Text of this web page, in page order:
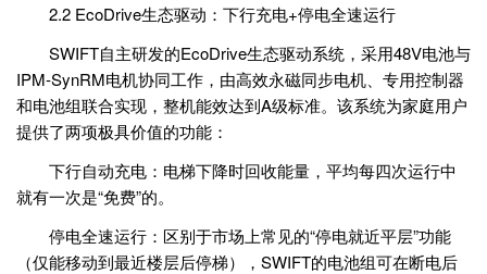
2.2 EcoDrive生态驱动：下行充电+停电全速运行
SWIFT自主研发的EcoDrive生态驱动系统，采用48V电池与
IPM-SynRM电机协同工作，由高效永磁同步电机、专用控制器
和电池组联合实现，整机能效达到A级标准。该系统为家庭用户
提供了两项极具价值的功能：
下行自动充电：电梯下降时回收能量，平均每四次运行中
就有一次是“免费”的。
停电全速运行：区别于市场上常见的“停电就近平层”功能
（仅能移动到最近楼层后停梯），SWIFT的电池组可在断电后